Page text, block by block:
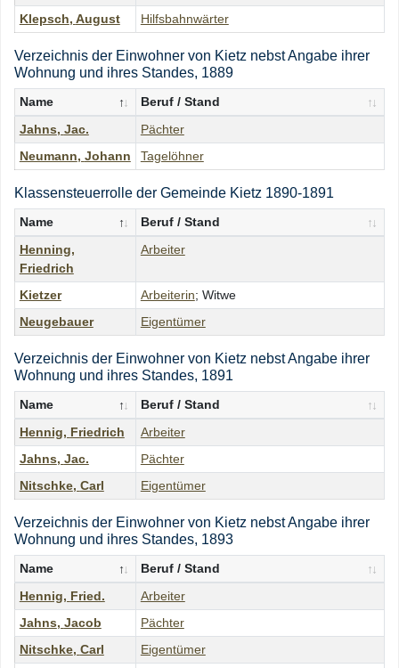
Klepsch, August Hilfsbahnwärter
Verzeichnis der Einwohner von Kietz nebst Angabe ihrer
Wohnung und ihres Standes, 1889
Name
Beruf / Stand
Jahns, Jac.
Pächter
Neumann, Johann Tagelöhner
Klassensteuerrolle der Gemeinde Kietz 1890-1891
Name
Beruf / Stand
Henning,
Friedrich
Arbeiter
Kietzer Arbeiterin; Witwe
Neugebauer
Eigentümer
Verzeichnis der Einwohner von Kietz nebst Angabe ihrer
Wohnung und ihres Standes, 1891
Name
Beruf / Stand
Hennig, Friedrich
Arbeiter
Jahns, Jac.
Pächter
Nitschke, Carl Eigentümer
Verzeichnis der Einwohner von Kietz nebst Angabe ihrer
Wohnung und ihres Standes, 1893
Name
Beruf / Stand
Hennig, Fried.
Arbeiter
Jahns, Jacob
Pächter
Nitschke, Carl Eigentümer